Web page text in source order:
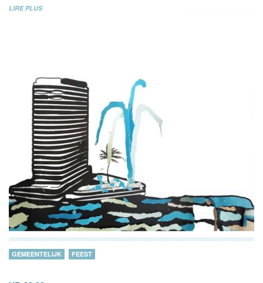
LIRE PLUS
GEMEENTELIJK FEEST